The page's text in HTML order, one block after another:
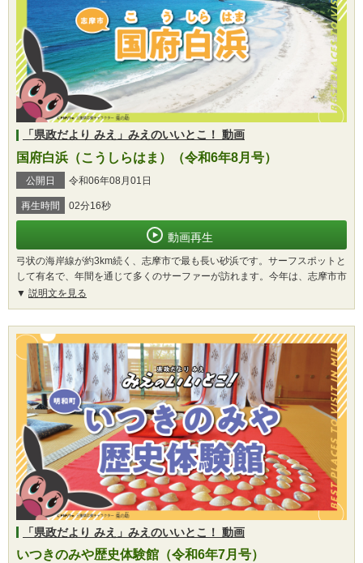
「県政だより みえ」みえのいいとこ！ 動画
国府白浜（こうしらはま）（令和6年8月号）
公開日 令和06年08月01日
再生時間 02分16秒
動画再生
弓状の海岸線が約3km続く、志摩市で最も長い砂浜です。サーフスポットと
して有名で、年間を通じて多くのサーファーが訪れます。今年は、志摩市市
説明文を見る
「県政だより みえ」みえのいいとこ！ 動画
いつきのみや歴史体験館（令和6年7月号）